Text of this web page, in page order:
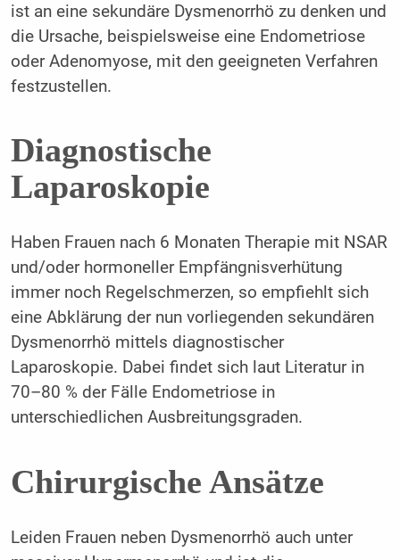
ist an eine sekundäre Dysmenorrhö zu denken und
die Ursache, beispielsweise eine Endometriose
oder Adenomyose, mit den geeigneten Verfahren
festzustellen.
Diagnostische
Laparoskopie
Haben Frauen nach 6 Monaten Therapie mit NSAR
und/oder hormoneller Empfängnisverhütung
immer noch Regelschmerzen, so empfiehlt sich
eine Abklärung der nun vorliegenden sekundären
Dysmenorrhö mittels diagnostischer
Laparoskopie. Dabei findet sich laut Literatur in
70–80 % der Fälle Endometriose in
unterschiedlichen Ausbreitungsgraden.
Chirurgische Ansätze
Leiden Frauen neben Dysmenorrhö auch unter